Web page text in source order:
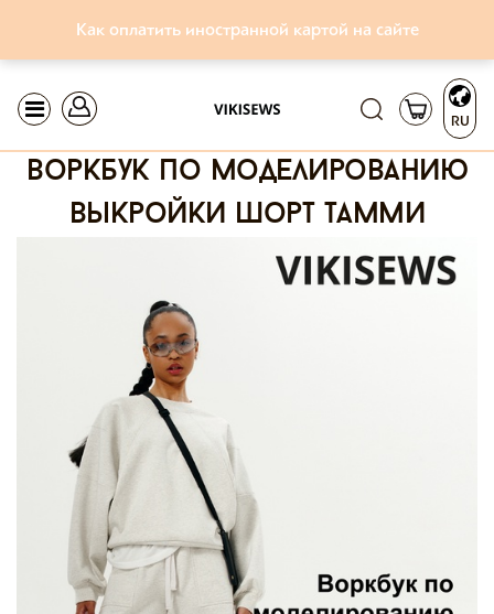
Как оплатить иностранной картой на сайте
RU
воркбук по моделированию
выкройки шорт тамми